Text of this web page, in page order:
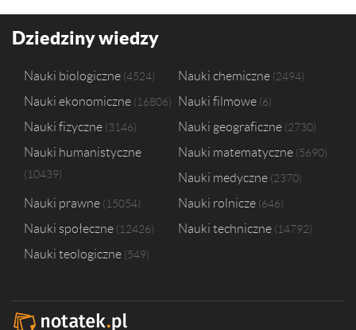
Dziedziny wiedzy
Nauki biologiczne 4524 Nauki chemiczne 2494
Nauki ekonomiczne 16806 Nauki filmowe 6
Nauki fizyczne 3146 Nauki geograficzne 2730
Nauki humanistyczne
10439
Nauki matematyczne 5690
Nauki medyczne 2370
Nauki prawne 15054 Nauki rolnicze 646
Nauki społeczne 12426 Nauki techniczne 14792
Nauki teologiczne 549